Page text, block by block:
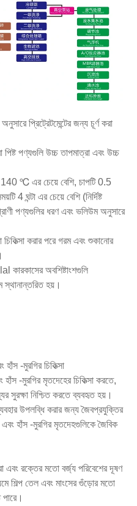
প্রিট্রেটমেন্টের জন্য চূর্ণ করা
পিষ্ট পণ্যগুলি উচ্চ তাপমাত্রা এবং উচ্চ
140 ℃ এর চেয়ে বেশি, চাপটি 0.5
4 ঘন্টা এর চেয়ে বেশি (নির্দিষ্ট
পণ্যগুলির ধরণ এবং ভলিউম অনুসারে
চিকিত্সা করার পরে গরম এবং শুকানোর
কারকাসের অবশিষ্টাংশগুলি
স্থানান্তরিত হয়।
-মুরগির চিকিত্সা
-মুরগির মৃতদেহের চিকিত্সা করতে,
সুরক্ষা নিশ্চিত করতে ব্যবহৃত হয়।
ব্যবহার উপলব্ধি করার জন্য জৈবপ্রযুক্তির
হাঁস -মুরগির মৃতদেহগুলিকে জৈবিক
এবং রক্তের মতো বর্জ্য পরিবেশের দূষণ
শিল্প তেল এবং মাংসের গুঁড়োর মতো